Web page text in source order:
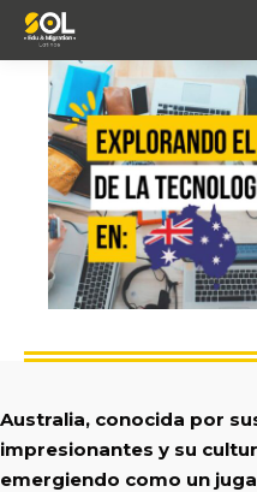
Australia, conocida por
impresionantes y su
emergiendo como un